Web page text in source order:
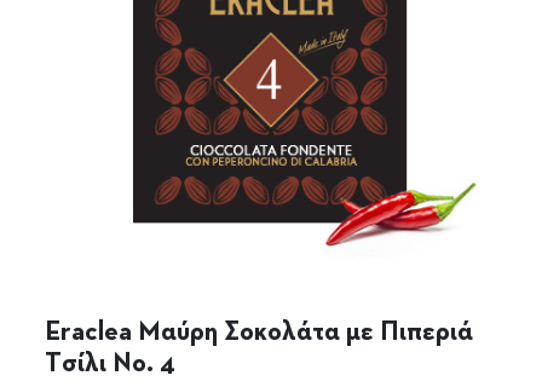
Eraclea Μαύρη Σοκολάτα με Πιπεριά
Τσίλι No. 4